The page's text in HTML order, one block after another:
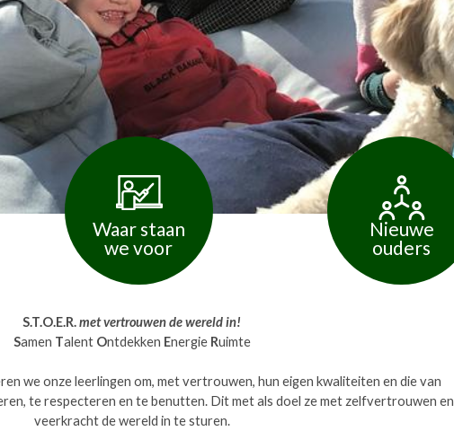
Waar staan
we voor
Nieuwe
ouders
S.T.O.E.R.met vertrouwen de wereld in!
Samen Talent Ontdekken Energie Ruimte
we onze leerlingen om, met vertrouwen, hun eigen kwaliteiten en die van
te respecteren en te benutten. Dit met als doel ze met zelfvertrouwen en
veerkracht de wereld in te sturen.